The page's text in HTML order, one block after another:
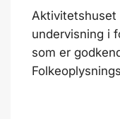
Aktivitetshuset
undervisning i
som er